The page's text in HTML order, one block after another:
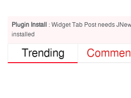
Plugin Install : Widget Tab Post needs
installed
Trending